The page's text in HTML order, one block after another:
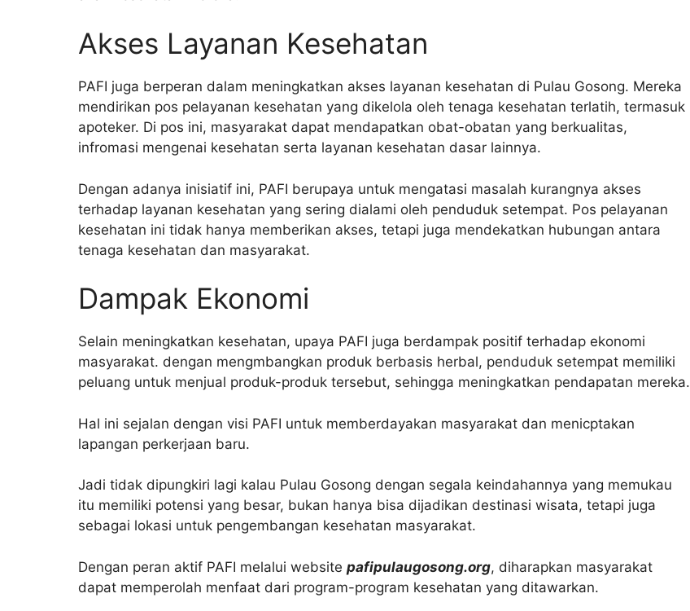
Akses Layanan Kesehatan
PAFI juga berperan dalam meningkatkan akses layanan kesehatan di Pulau Gosong. Mereka
mendirikan pos pelayanan kesehatan yang dikelola oleh tenaga kesehatan terlatih, termasuk
apoteker. Di pos ini, masyarakat dapat mendapatkan obat-obatan yang berkualitas,
infromasi mengenai kesehatan serta layanan kesehatan dasar lainnya.
Dengan adanya inisiatif ini, PAFI berupaya untuk mengatasi masalah kurangnya akses
terhadap layanan kesehatan yang sering dialami oleh penduduk setempat. Pos pelayanan
kesehatan ini tidak hanya memberikan akses, tetapi juga mendekatkan hubungan antara
tenaga kesehatan dan masyarakat.
Dampak Ekonomi
Selain meningkatkan kesehatan, upaya PAFI juga berdampak positif terhadap ekonomi
masyarakat. dengan mengmbangkan produk berbasis herbal, penduduk setempat memiliki
peluang untuk menjual produk-produk tersebut, sehingga meningkatkan pendapatan mereka.
Hal ini sejalan dengan visi PAFI untuk memberdayakan masyarakat dan menicptakan
lapangan perkerjaan baru.
Jadi tidak dipungkiri lagi kalau Pulau Gosong dengan segala keindahannya yang memukau
itu memiliki potensi yang besar, bukan hanya bisa dijadikan destinasi wisata, tetapi juga
sebagai lokasi untuk pengembangan kesehatan masyarakat.
Dengan peran aktif PAFI melalui website pafipulaugosong.org, diharapkan masyarakat
dapat memperolah menfaat dari program-program kesehatan yang ditawarkan.